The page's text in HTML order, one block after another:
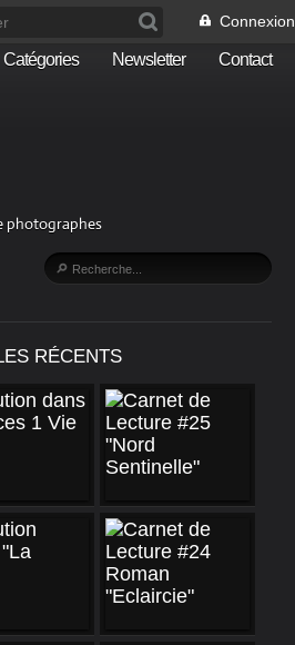
Connexion
Catégories Newsletter Contact
photographes
RÉCENTS